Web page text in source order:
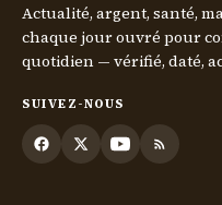
Actualité, argent, santé,
chaque jour ouvré pour
quotidien — vérifié, daté,
SUIVEZ-NOUS